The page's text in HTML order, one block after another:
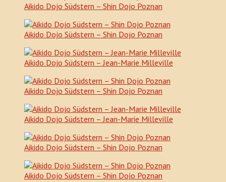
Aikido Dojo Südstern – Shin Dojo Poznan
Aikido Dojo Südstern – Shin Dojo Poznan
Aikido Dojo Südstern – Jean-Marie Milleville
Aikido Dojo Südstern – Shin Dojo Poznan
Aikido Dojo Südstern – Jean-Marie Milleville
Aikido Dojo Südstern – Shin Dojo Poznan
Aikido Dojo Südstern – Shin Dojo Poznan